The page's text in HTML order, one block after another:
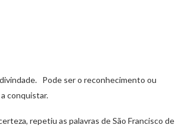
Pode ser o reconhecimento ou
conquistar.
repetiu as palavras de São Francisco de